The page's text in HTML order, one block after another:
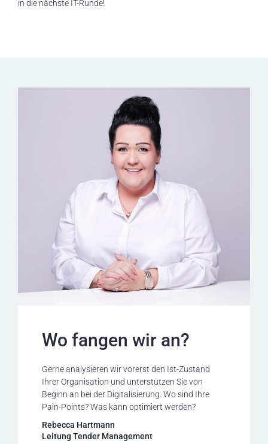
in die nächste IT-Runde!
Wo fangen wir an?
Gerne analysieren wir vorerst den Ist-Zustand
Ihrer Organisation und unterstützen Sie von
Beginn an bei der Digitalisierung. Wo sind Ihre
Pain-Points? Was kann optimiert werden?
Rebecca Hartmann
Leitung Tender Management